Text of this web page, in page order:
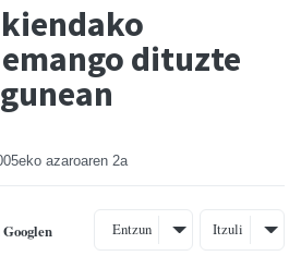
dituzte
azaroaren 2a
Entzun Itzuli